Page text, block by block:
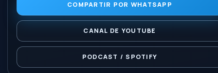
COMPARTIR POR WHATSAPP
CANAL DE YOUTUBE
PODCAST / SPOTIFY